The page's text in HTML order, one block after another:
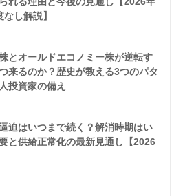
し解説】
とオールドエコノミー株が逆転す
来るのか？歴史が教える3つのパタ
投資家の備え
迫はいつまで続く？解消時期はい
と供給正常化の最新見通し【2026